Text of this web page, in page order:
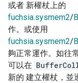
或者 新權杖上的
fuchsia.sysmem2/
作。或使用
fuchsia.sysmem2/
夠正常運作。如往
可以在
新的 建立權杖，並